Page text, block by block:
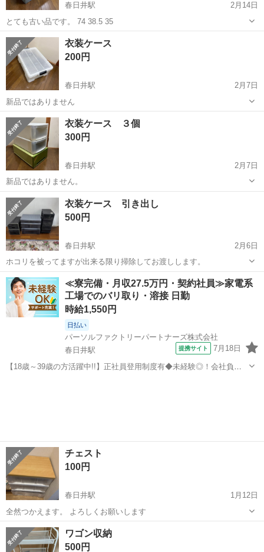
春日井駅
2月14日
とても古い品です。 74 38.5 35
愛知 春日井市
衣装ケース
200円
春日井駅
2月7日
新品ではありません
愛知 春日井市 収納家具
衣装ケース ３個
300円
春日井駅
2月7日
新品ではありません。
愛知 春日井市 収納家具
衣装ケース 引き出し
500円
春日井駅
2月6日
ホコリを被ってますが出来る限り掃除してお渡しします。
愛知 春日井市 春日井駅 収納家具 ケース
≪寮完備・月収27.5万円・契約社員≫家電系
工場でのバリ取り・溶接 日勤
時給1,550円
日払い
パーソルファクトリーパートナーズ株式会社
春日井駅
提携サイト 7月18日
【18歳～39歳の方活躍中!!】正社員登用制度有◆未経験◎！会社負担
チェスト
100円
春日井駅
1月12日
全然つかえます。 よろしくお願いします
愛知 春日井市 春日井駅
ワゴン収納
500円